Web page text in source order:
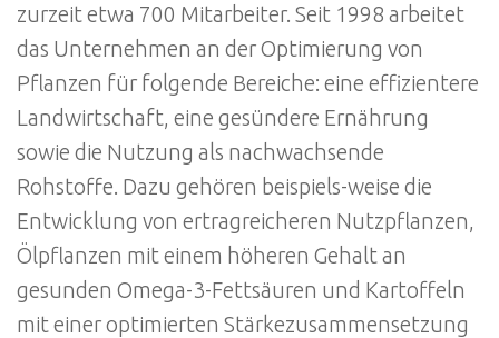
zurzeit etwa 700 Mitarbeiter. Seit 1998 arbeitet
das Unternehmen an der Optimierung von
Pflanzen für folgende Bereiche: eine effizientere
Landwirtschaft, eine gesündere Ernährung
sowie die Nutzung als nachwachsende
Rohstoffe. Dazu gehören beispiels-weise die
Entwicklung von ertragreicheren Nutzpflanzen,
Ölpflanzen mit einem höheren Gehalt an
gesunden Omega-3-Fettsäuren und Kartoffeln
mit einer optimierten Stärkezusammensetzung